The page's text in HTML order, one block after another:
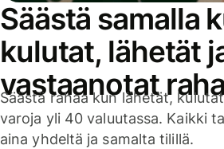
Säästä samalla
kulutat, lähetät
vastaanotat
Säästä rahaa kun lähetät,
varoja yli 40 valuutassa. Kaikki
aina yhdeltä ja samalta tilillä.